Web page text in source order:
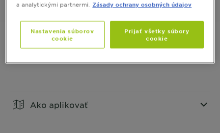
KÚPIŤ ONLINE
Ako aplikovať
a analytickými partnermi.
Zásady ochrany osobných údajov
Nastavenia súborov
cookie
Prijať všetky súbory
cookie